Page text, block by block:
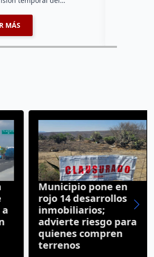
MÁS
Municipio pone en
rojo 14 desarrollos
inmobiliarios;
advierte riesgo para
quienes compren
terrenos